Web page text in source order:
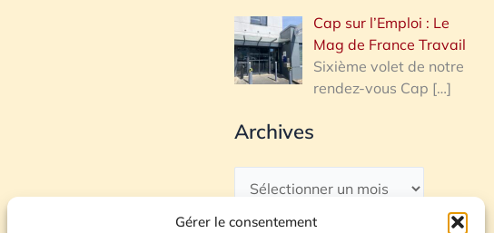
Gérer le consentement
Cap sur l’Emploi : Le
Mag de France Travail
Sixième volet de notre
rendez-vous Cap […]
Archives